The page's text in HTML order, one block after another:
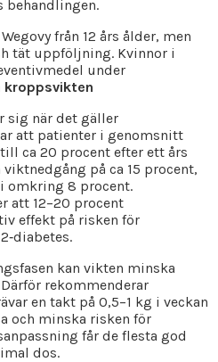
behandlingen.
från 12 års ålder, men
tät uppföljning. Kvinnor i
under
kroppsvikten
sig när det gäller
att patienter i genomsnitt
ca 20 procent efter ett års
på ca 15 procent,
omkring 8 procent.
att 12–20 procent
effekt på risken för
kan vikten minska
rekommenderar
en takt på 0,5–1 kg i veckan
och minska risken för
får de flesta god
dos.